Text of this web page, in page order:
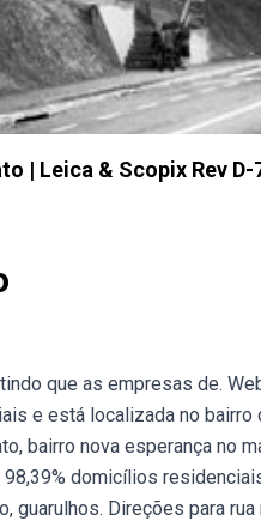
| Leica & Scopix Rev
que as empresas de.
e está localizada no bairro
bairro nova esperança no
domicílios
guarulhos. Direções para